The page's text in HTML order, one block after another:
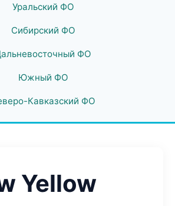
Уральский ФО
Сибирский ФО
ФО
Южный ФО
Кавказский ФО
Yellow